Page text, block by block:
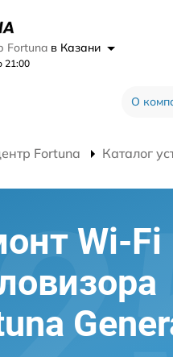
Fortuna в Казани
21:00
О
Fortuna Каталог
Wi-Fi